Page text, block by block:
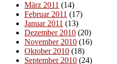
März 2011 (14)
Februar 2011 (17)
Januar 2011 (13)
Dezember 2010 (20)
November 2010 (16)
Oktober 2010 (18)
September 2010 (24)